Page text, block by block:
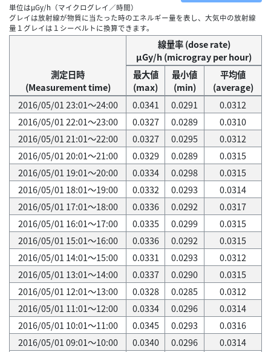
単位はμGy/h（マイクログレイ／時間）
グレイは放射線が物質に当たった時のエネルギー量を表し、大気中の放射線
量１グレイは１シーベルトに換算できます。
測定日時
(Measurement time)
線量率 (dose rate)
μGy/h (microgray per hour)
最大値
(max)
最小値
(min)
平均値
(average)
2016/05/01 23:01～24:00
0.0341 0.0291
0.0312
2016/05/01 22:01～23:00
0.0327 0.0289
0.0310
2016/05/01 21:01～22:00
0.0327 0.0295
0.0312
2016/05/01 20:01～21:00
0.0329 0.0289
0.0315
2016/05/01 19:01～20:00
0.0334 0.0298
0.0315
2016/05/01 18:01～19:00
0.0332 0.0293
0.0314
2016/05/01 17:01～18:00
0.0336 0.0292
0.0317
2016/05/01 16:01～17:00
0.0335 0.0299
0.0315
2016/05/01 15:01～16:00
0.0336 0.0292
0.0315
2016/05/01 14:01～15:00
0.0331 0.0293
0.0312
2016/05/01 13:01～14:00
0.0337 0.0290
0.0315
2016/05/01 12:01～13:00
0.0328 0.0285
0.0312
2016/05/01 11:01～12:00
0.0334 0.0296
0.0314
2016/05/01 10:01～11:00
0.0345 0.0293
0.0316
2016/05/01 09:01～10:00
0.0340 0.0296
0.0314